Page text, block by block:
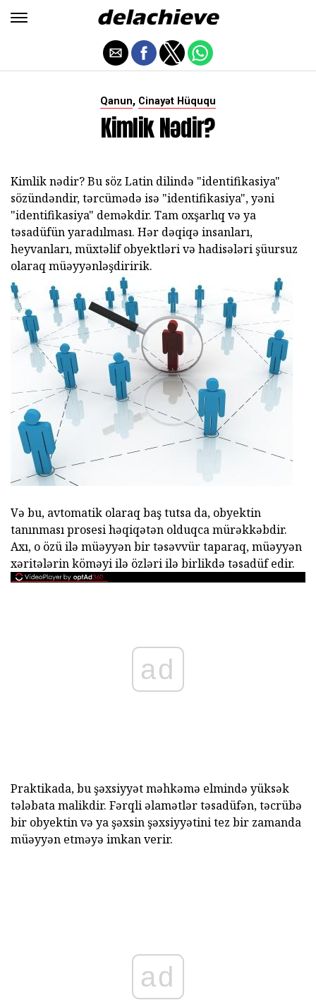
Qanun, Cinayət Hüququ
Kimlik Nədir?
Kimlik nədir? Bu söz Latin dilində "identifikasiya"
sözündəndir, tərcümədə isə "identifikasiya", yəni
"identifikasiya" deməkdir. Tam oxşarlıq və ya
təsadüfün yaradılması. Hər dəqiqə insanları,
heyvanları, müxtəlif obyektləri və hadisələri şüursuz
olaraq müəyyənləşdiririk.
Və bu, avtomatik olaraq baş tutsa da, obyektin
tanınması prosesi həqiqətən olduqca mürəkkəbdir.
Axı, o özü ilə müəyyən bir təsəvvür taparaq, müəyyən
xəritələrin köməyi ilə özləri ilə birlikdə təsadüf edir.
ad
Praktikada, bu şəxsiyyət məhkəmə elmində yüksək
tələbata malikdir. Fərqli əlamətlər təsadüfən, təcrübə
bir obyektin və ya şəxsin şəxsiyyətini tez bir zamanda
müəyyən etməyə imkan verir.
ad